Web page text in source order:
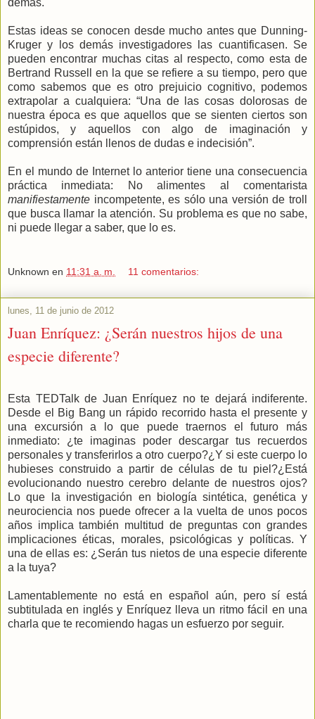
Estas ideas se conocen desde mucho antes que Dunning-
Kruger y los demás investigadores las cuantificasen. Se
pueden encontrar muchas citas al respecto, como esta de
Bertrand Russell en la que se refiere a su tiempo, pero que
como sabemos que es otro prejuicio cognitivo, podemos
extrapolar a cualquiera: “Una de las cosas dolorosas de
nuestra época es que aquellos que se sienten ciertos son
estúpidos, y aquellos con algo de imaginación y
comprensión están llenos de dudas e indecisión”.
En el mundo de Internet lo anterior tiene una consecuencia
práctica inmediata: No alimentes al comentarista
manifiestamente incompetente, es sólo una versión de troll
que busca llamar la atención. Su problema es que no sabe,
ni puede llegar a saber, que lo es.
Unknown en 11:31 a. m. 11 comentarios:
lunes, 11 de junio de 2012
Juan Enríquez: ¿Serán nuestros hijos de una
especie diferente?
Esta TEDTalk de Juan Enríquez no te dejará indiferente.
Desde el Big Bang un rápido recorrido hasta el presente y
una excursión a lo que puede traernos el futuro más
inmediato: ¿te imaginas poder descargar tus recuerdos
personales y transferirlos a otro cuerpo?¿Y si este cuerpo lo
hubieses construido a partir de células de tu piel?¿Está
evolucionando nuestro cerebro delante de nuestros ojos?
Lo que la investigación en biología sintética, genética y
neurociencia nos puede ofrecer a la vuelta de unos pocos
años implica también multitud de preguntas con grandes
implicaciones éticas, morales, psicológicas y políticas. Y
una de ellas es: ¿Serán tus nietos de una especie diferente
a la tuya?
Lamentablemente no está en español aún, pero sí está
subtitulada en inglés y Enríquez lleva un ritmo fácil en una
charla que te recomiendo hagas un esfuerzo por seguir.